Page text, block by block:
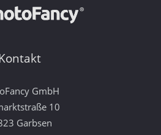
GmbH
10
Garbsen